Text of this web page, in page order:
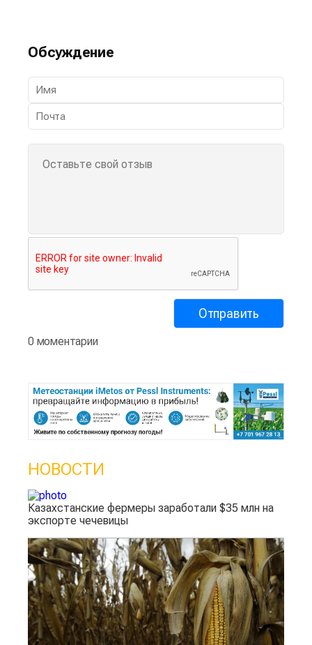
Обсуждение
0 моментарии
НОВОСТИ
Казахстанские фермеры заработали $35 млн на
экспорте чечевицы